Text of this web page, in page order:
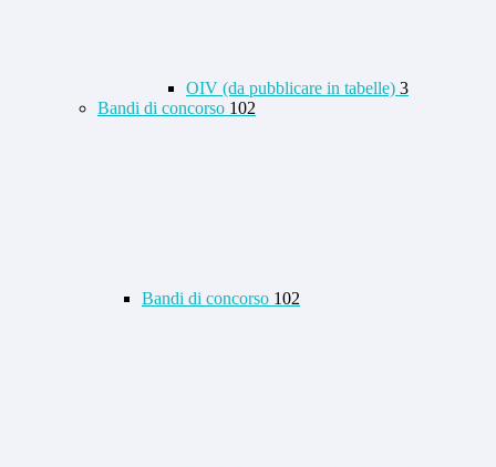
OIV (da pubblicare in tabelle) 3
Bandi di concorso 102
Bandi di concorso 102